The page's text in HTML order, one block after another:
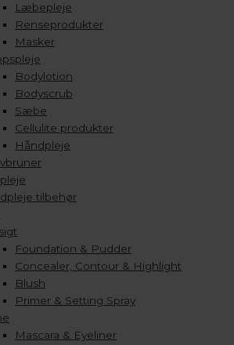
Læbepleje
Renseprodukter
Masker
Bodylotion
Bodyscrub
Sæbe
Cellulite produkter
Håndpleje
tilbehør
Foundation & Pudder
Concealer, Contour & Highlight
Blush
Primer & Setting Spray
Mascara & Eyeliner